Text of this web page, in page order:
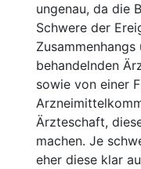
ungenau, da die
Schwere der
behandelnden
sowie von einer
Ärzteschaft,
machen. Je
eher diese klar